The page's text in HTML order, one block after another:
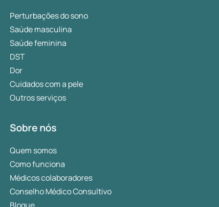
Perturbações do sono
Saúde masculina
Saúde feminina
DST
Dor
Cuidados com a pele
Outros serviços
Sobre nós
Quem somos
Como funciona
Médicos colaboradores
Conselho Médico Consultivo